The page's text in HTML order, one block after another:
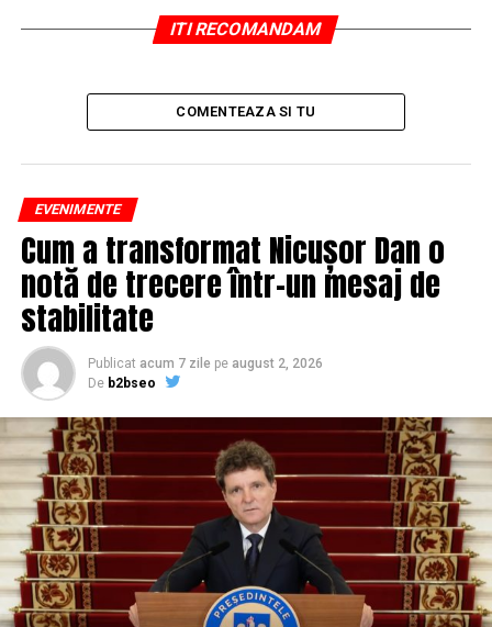
Când trebuie informați clienții finali despre încetarea
schemei de sprijin pentru energia electrică. Precizări de
”RABLA PENTRU TRACTOARE” – PROGRAM ANULAT LA
CÂTEVA MINUTE DUPĂ LANSARE
ITI RECOMANDAM
COMENTEAZA SI TU
EVENIMENTE
Cum a transformat Nicușor Dan o
notă de trecere într-un mesaj de
stabilitate
Publicat acum 7 zile pe august 2, 2026
De b2bseo